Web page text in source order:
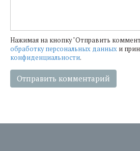
Нажимая на кнопку "Отправить
обработку персональных данных и
конфиденциальности.